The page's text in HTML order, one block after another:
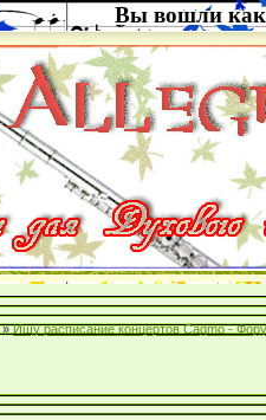
Вы вошли как
» Ищу расписание концертов Cagmo -